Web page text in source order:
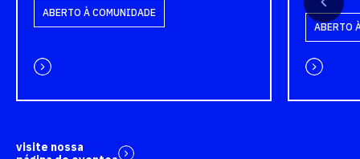
ABERTO À COMUNIDADE
ABERTO
visite nossa